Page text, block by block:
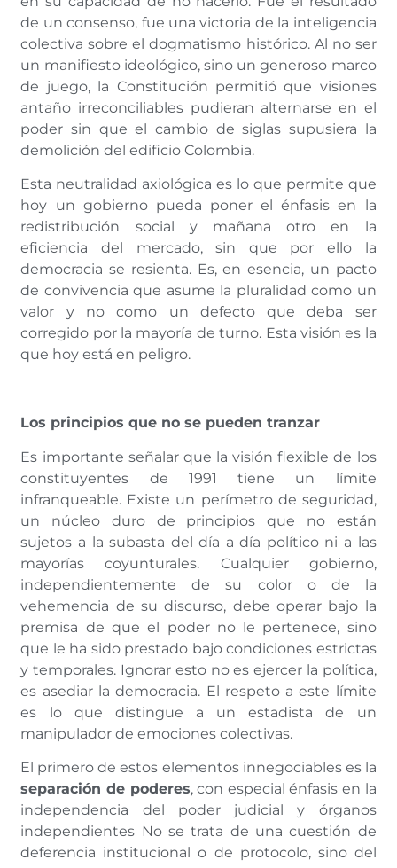
de un consenso, fue una victoria de la inteligencia
colectiva sobre el dogmatismo histórico. Al no ser
un manifiesto ideológico, sino un generoso marco
de juego, la Constitución permitió que visiones
antaño irreconciliables pudieran alternarse en el
poder sin que el cambio de siglas supusiera la
demolición del edificio Colombia.
Esta neutralidad axiológica es lo que permite que
hoy un gobierno pueda poner el énfasis en la
redistribución social y mañana otro en la
eficiencia del mercado, sin que por ello la
democracia se resienta. Es, en esencia, un pacto
de convivencia que asume la pluralidad como un
valor y no como un defecto que deba ser
corregido por la mayoría de turno. Esta visión es la
que hoy está en peligro.
Los principios que no se pueden tranzar
Es importante señalar que la visión flexible de los
constituyentes de 1991 tiene un límite
infranqueable. Existe un perímetro de seguridad,
un núcleo duro de principios que no están
sujetos a la subasta del día a día político ni a las
mayorías coyunturales. Cualquier gobierno,
independientemente de su color o de la
vehemencia de su discurso, debe operar bajo la
premisa de que el poder no le pertenece, sino
que le ha sido prestado bajo condiciones estrictas
y temporales. Ignorar esto no es ejercer la política,
es asediar la democracia. El respeto a este límite
es lo que distingue a un estadista de un
manipulador de emociones colectivas.
El primero de estos elementos innegociables es la
separación de poderes, con especial énfasis en la
independencia del poder judicial y órganos
independientes No se trata de una cuestión de
deferencia institucional o de protocolo, sino del